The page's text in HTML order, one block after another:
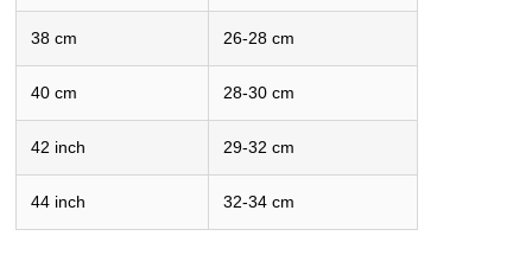
38 cm 26-28 cm
40 cm 28-30 cm
42 inch 29-32 cm
44 inch 32-34 cm